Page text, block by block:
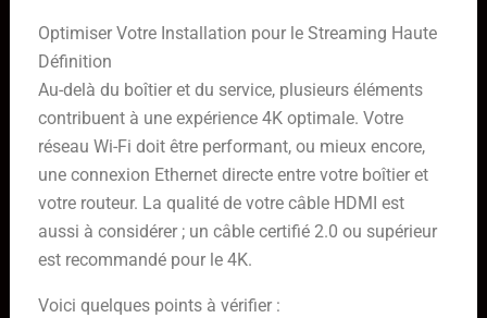
Optimiser Votre Installation pour le Streaming Haute
Définition
Au-delà du boîtier et du service, plusieurs éléments
contribuent à une expérience 4K optimale. Votre
réseau Wi-Fi doit être performant, ou mieux encore,
une connexion Ethernet directe entre votre boîtier et
votre routeur. La qualité de votre câble HDMI est
aussi à considérer ; un câble certifié 2.0 ou supérieur
est recommandé pour le 4K.
Voici quelques points à vérifier :